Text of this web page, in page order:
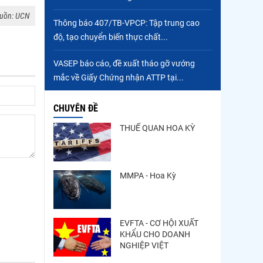
UCN
Thông báo 407/TB-VPCP: Tập trung cao
độ, tạo chuyển biến thực chất...
VASEP báo cáo, đề xuất tháo gỡ vướng
mắc về Giấy Chứng nhận ATTP tại...
CHUYÊN ĐỀ
THUẾ QUAN HOA KỲ
MMPA - Hoa Kỳ
EVFTA - CƠ HỘI XUẤT
KHẨU CHO DOANH
NGHIỆP VIỆT